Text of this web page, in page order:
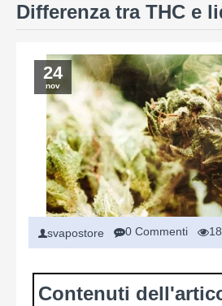
Differenza tra THC e
24
nov
svapostore 0 Commenti
Contenuti